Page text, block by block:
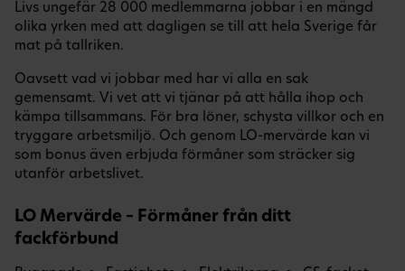
Livs ungefär 28 000 medlemmarna jobbar i en mängd
olika yrken med att dagligen se till att hela Sverige får
mat på tallriken.
Oavsett vad vi jobbar med har vi alla en sak
gemensamt. Vi vet att vi tjänar på att hålla ihop och
kämpa tillsammans. För bra löner, schysta villkor och en
tryggare arbetsmiljö. Och genom LO-mervärde kan vi
som bonus även erbjuda förmåner som sträcker sig
utanför arbetslivet.
LO Mervärde – Förmåner från ditt
fackförbund